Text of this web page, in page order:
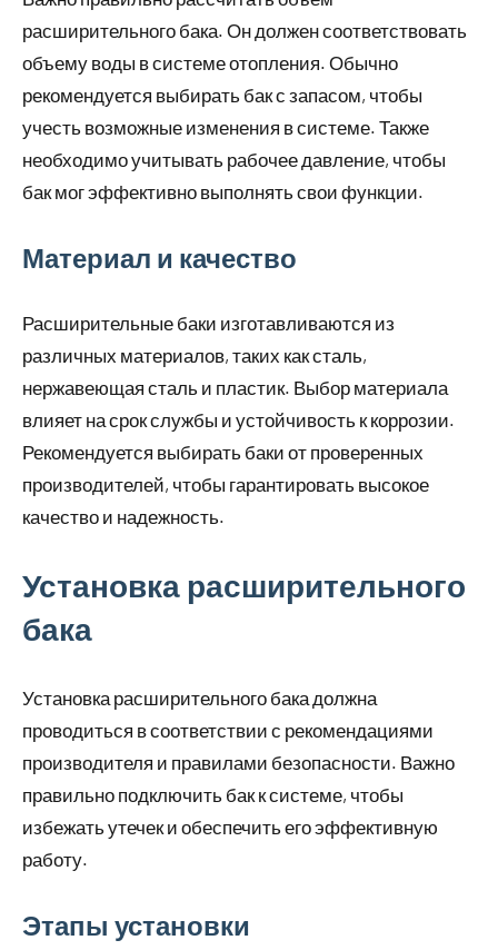
расширительного бака. Он должен соответствовать
объему воды в системе отопления. Обычно
рекомендуется выбирать бак с запасом, чтобы
учесть возможные изменения в системе. Также
необходимо учитывать рабочее давление, чтобы
бак мог эффективно выполнять свои функции.
Материал и качество
Расширительные баки изготавливаются из
различных материалов, таких как сталь,
нержавеющая сталь и пластик. Выбор материала
влияет на срок службы и устойчивость к коррозии.
Рекомендуется выбирать баки от проверенных
производителей, чтобы гарантировать высокое
качество и надежность.
Установка расширительного
бака
Установка расширительного бака должна
проводиться в соответствии с рекомендациями
производителя и правилами безопасности. Важно
правильно подключить бак к системе, чтобы
избежать утечек и обеспечить его эффективную
работу.
Этапы установки